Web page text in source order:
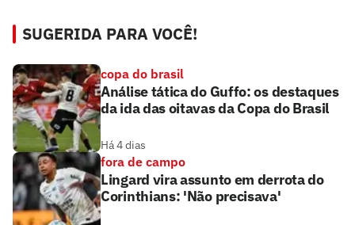
SUGERIDA PARA VOCÊ!
copa do brasil
Análise tática do Guffo: os destaques
da ida das oitavas da Copa do Brasil
Há 4 dias
fora de campo
Lingard vira assunto em derrota do
Corinthians: 'Não precisava'